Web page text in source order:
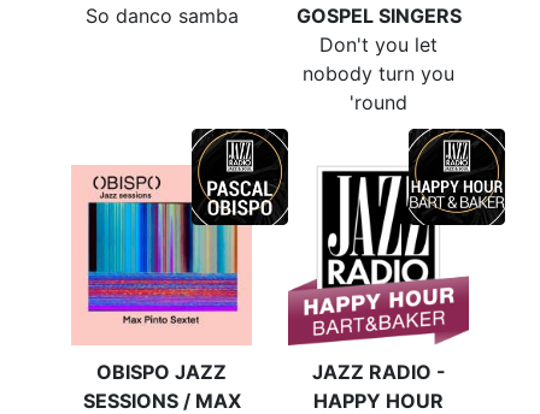
So danco samba
GOSPEL SINGERS
Don't you let
nobody turn you
'round
OBISPO JAZZ
SESSIONS / MAX
JAZZ RADIO -
HAPPY HOUR